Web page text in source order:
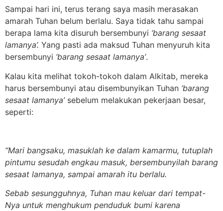
Sampai hari ini, terus terang saya masih merasakan
amarah Tuhan belum berlalu. Saya tidak tahu sampai
berapa lama kita disuruh bersembunyi ‘barang sesaat
lamanya’. Yang pasti ada maksud Tuhan menyuruh kita
bersembunyi ‘barang sesaat lamanya’.
Kalau kita melihat tokoh-tokoh dalam Alkitab, mereka
harus bersembunyi atau disembunyikan Tuhan ‘barang
sesaat lamanya’sebelum melakukan pekerjaan besar,
seperti:
“Mari bangsaku, masuklah ke dalam kamarmu, tutuplah
pintumu sesudah engkau masuk, bersembunyilah barang
sesaat lamanya, sampai amarah itu berlalu.
Sebab sesungguhnya, Tuhan mau keluar dari tempat-
Nya untuk menghukum penduduk bumi karena